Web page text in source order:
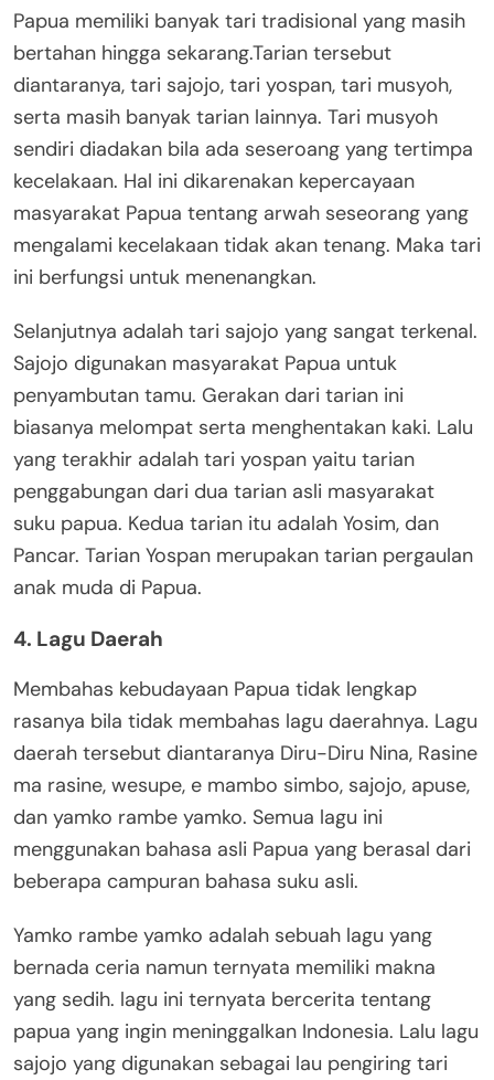
Papua memiliki banyak tari tradisional yang masih
bertahan hingga sekarang.Tarian tersebut
diantaranya, tari sajojo, tari yospan, tari musyoh,
serta masih banyak tarian lainnya. Tari musyoh
sendiri diadakan bila ada seseroang yang tertimpa
kecelakaan. Hal ini dikarenakan kepercayaan
masyarakat Papua tentang arwah seseorang yang
mengalami kecelakaan tidak akan tenang. Maka tari
ini berfungsi untuk menenangkan.
Selanjutnya adalah tari sajojo yang sangat terkenal.
Sajojo digunakan masyarakat Papua untuk
penyambutan tamu. Gerakan dari tarian ini
biasanya melompat serta menghentakan kaki. Lalu
yang terakhir adalah tari yospan yaitu tarian
penggabungan dari dua tarian asli masyarakat
suku papua. Kedua tarian itu adalah Yosim, dan
Pancar. Tarian Yospan merupakan tarian pergaulan
anak muda di Papua.
4. Lagu Daerah
Membahas kebudayaan Papua tidak lengkap
rasanya bila tidak membahas lagu daerahnya. Lagu
daerah tersebut diantaranya Diru-Diru Nina, Rasine
ma rasine, wesupe, e mambo simbo, sajojo, apuse,
dan yamko rambe yamko. Semua lagu ini
menggunakan bahasa asli Papua yang berasal dari
beberapa campuran bahasa suku asli.
Yamko rambe yamko adalah sebuah lagu yang
bernada ceria namun ternyata memiliki makna
yang sedih. lagu ini ternyata bercerita tentang
papua yang ingin meninggalkan Indonesia. Lalu lagu
sajojo yang digunakan sebagai lau pengiring tari